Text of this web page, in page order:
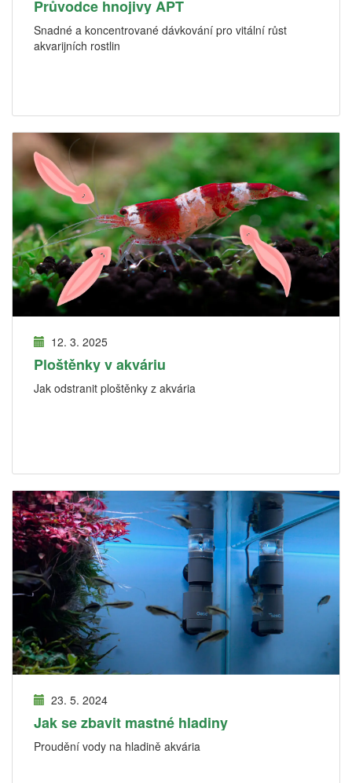
Průvodce hnojivy APT
Snadné a koncentrované dávkování pro vitální růst
akvarijních rostlin
12. 3. 2025
Ploštěnky v akváriu
Jak odstranit ploštěnky z akvária
23. 5. 2024
Jak se zbavit mastné hladiny
Proudění vody na hladině akvária